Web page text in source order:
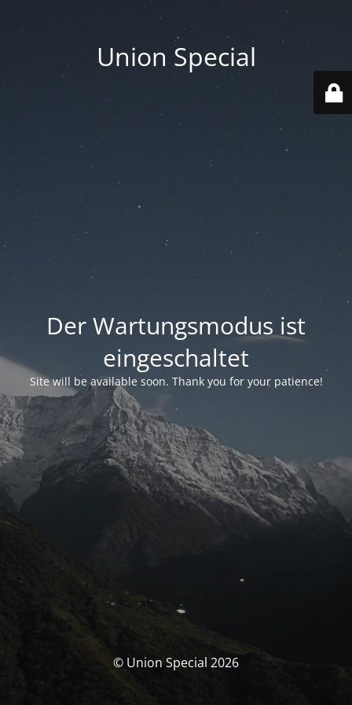
Union Special
Der Wartungsmodus ist
eingeschaltet
Site will be available soon. Thank you for your patience!
© Union Special 2026